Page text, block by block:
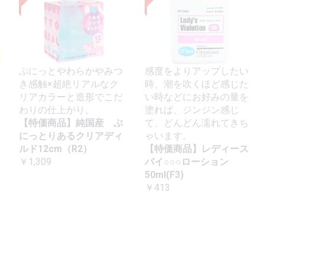
ぷにっとやわらかやみつ
き感触×超絶リアルなク
リアカラーと造形でこだ
わりの仕上がり。
【特価商品】純国産 ぷ
にっとりあるクリアディ
ルド12cm（R2）
￥1,309
感度をよりアップしたい
時、潮を吹くほど感じた
い時などにお好みの量を
塗れば、ジンジン感じ
て、どんどん濡れてきち
ゃいます。
【特価商品】レディース
バイ○○○ローション
50ml(F3)
￥413